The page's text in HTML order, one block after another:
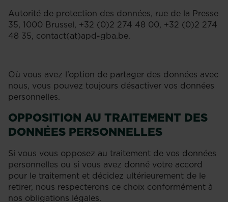
Autorité de protection des données, rue de la Presse
35, 1000 Brussel, +32 (0)2 274 48 00, +32 (0)2 274
48 35, contact(at)apd-gba.be.
Où vous avez l’option de partager des données avec
nous, vous pouvez toujours désactiver vos données
personnelles.
OPPOSITION AU TRAITEMENT DES
DONNÉES PERSONNELLES
Si vous vous opposez au traitement de vos données
personnelles ou si vous avez donné votre accord
pour le traitement et décidez ultérieurement de le
retirer, nous respecterons ce choix conformément à
nos obligations légales.